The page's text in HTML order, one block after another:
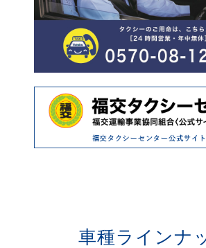
車種ラインナ